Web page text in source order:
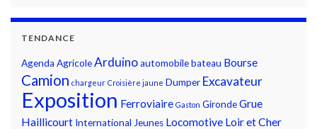
TENDANCE
Agenda AgricoleArduinoautomobilebateau Bourse
Camion chargeur Croisière jaune Dumper Excavateur
Exposition Ferroviaire Gaston GirondeGrue
Haillicourt International Jeunes Locomotive Loir et Cher